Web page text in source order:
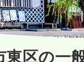
東区の一